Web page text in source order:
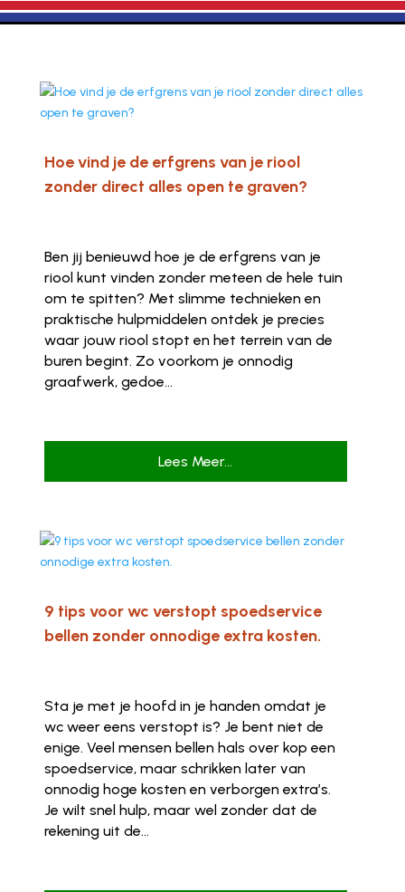
Hoe vind je de erfgrens van je riool
zonder direct alles open te graven?
Ben jij benieuwd hoe je de erfgrens van je
riool kunt vinden zonder meteen de hele tuin
om te spitten? Met slimme technieken en
praktische hulpmiddelen ontdek je precies
waar jouw riool stopt en het terrein van de
buren begint. Zo voorkom je onnodig
graafwerk, gedoe...
Lees Meer...
9 tips voor wc verstopt spoedservice
bellen zonder onnodige extra kosten.
Sta je met je hoofd in je handen omdat je
wc weer eens verstopt is? Je bent niet de
enige. Veel mensen bellen hals over kop een
spoedservice, maar schrikken later van
onnodig hoge kosten en verborgen extra’s.
Je wilt snel hulp, maar wel zonder dat de
rekening uit de...